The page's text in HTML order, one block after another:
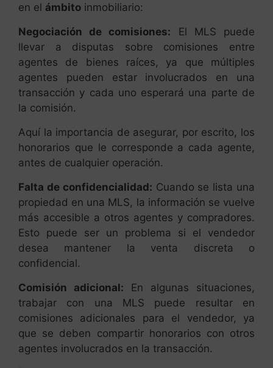
en el ámbito inmobiliario:
Negociación de comisiones: El MLS puede
llevar a disputas sobre comisiones entre
agentes de bienes raíces, ya que múltiples
agentes pueden estar involucrados en una
transacción y cada uno esperará una parte de
la comisión.
Aquí la importancia de asegurar, por escrito, los
honorarios que le corresponde a cada agente,
antes de cualquier operación.
Falta de confidencialidad: Cuando se lista una
propiedad en una MLS, la información se vuelve
más accesible a otros agentes y compradores.
Esto puede ser un problema si el vendedor
desea mantener la venta discreta o
confidencial.
Comisión adicional: En algunas situaciones,
trabajar con una MLS puede resultar en
comisiones adicionales para el vendedor, ya
que se deben compartir honorarios con otros
agentes involucrados en la transacción.